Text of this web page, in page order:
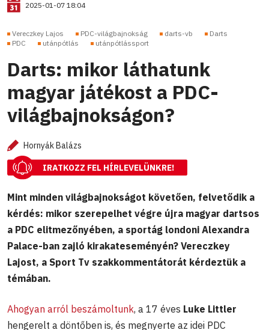
2025-01-07 18:04
Vereczkey Lajos PDC-világbajnokság darts-vb
Darts
PDC
utánpótlás utánpótlássport
Darts: mikor láthatunk
magyar játékost a PDC-
világbajnokságon?
Hornyák Balázs
IRATKOZZ FEL HÍRLEVELÜNKRE!
Mint minden világbajnokságot követően, felvetődik a
kérdés: mikor szerepelhet végre újra magyar dartsos
a PDC elitmezőnyében, a sportág londoni Alexandra
Palace-ban zajló kirakateseményén? Vereczkey
Lajost, a Sport Tv szakkommentátorát kérdeztük a
témában.
Ahogyan arról beszámoltunk, a 17 éves Luke Littler
hengerelt a döntőben is, és megnyerte az idei PDC